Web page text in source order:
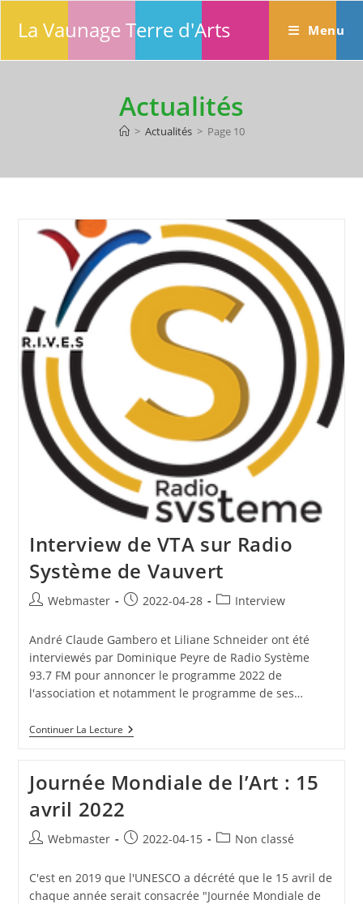
La Vaunage Terre d'Arts Menu
Actualités
> Actualités > Page 10
Interview de VTA sur Radio
Système de Vauvert
Auteur/autrice
la
publication :
Webmaster
Publication
2022-04-28
PostInterview
André Claude Gambero et Liliane Schneider ont été
interviewés par Dominique Peyre de Radio Système
93.7 FM pour annoncer le programme 2022 de
l'association et notamment le programme de ses…
Continuer La LectureInterview
De
Radio
Système
De
Vauvert
Journée Mondiale de l’Art : 15
avril 2022
Auteur/autrice
la
publication :
Webmaster
Publication
2022-04-15
PostNon classé
C'est en 2019 que l'UNESCO a décrété que le 15 avril de
chaque année serait consacrée "Journée Mondiale de